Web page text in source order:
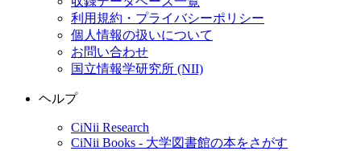
利用規約・プライバシーポリシー
個人情報の扱いについて
お問い合わせ
国立情報学研究所 (NII)
ヘルプ
CiNii Research
CiNii Books - 大学図書館の本をさがす